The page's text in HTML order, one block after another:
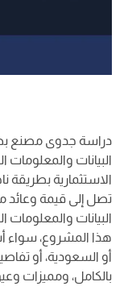
البيانات والمعلومات
الاستثمارية
تصل إلى قيمة وعائد
البيانات والمعلومات
هذا المشروع، سواء
أو السعودية، أو
بالكامل، ومميزات